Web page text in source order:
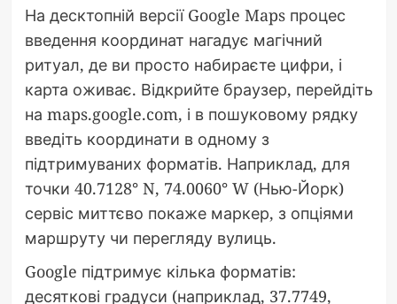
На десктопній версії Google Maps процес
введення координат нагадує магічний
ритуал, де ви просто набираєте цифри, і
карта оживає. Відкрийте браузер, перейдіть
на maps.google.com, і в пошуковому рядку
введіть координати в одному з
підтримуваних форматів. Наприклад, для
точки 40.7128° N, 74.0060° W (Нью-Йорк)
сервіс миттєво покаже маркер, з опціями
маршруту чи перегляду вулиць.
Google підтримує кілька форматів:
десяткові градуси (наприклад, 37.7749,